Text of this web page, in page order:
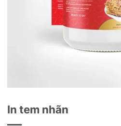
In tem nhãn